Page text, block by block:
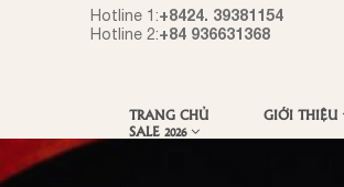
Hotline 1:+8424. 39381154
Hotline 2:+84 936631368
TRANG CHỦ GIỚI THIỆU
SALE 2026